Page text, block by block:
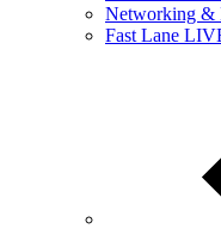
Networking &
Fast Lane